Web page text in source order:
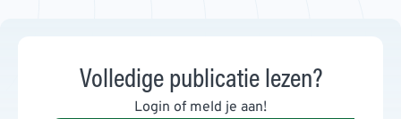
Volledige publicatie lezen?
Login of meld je aan!